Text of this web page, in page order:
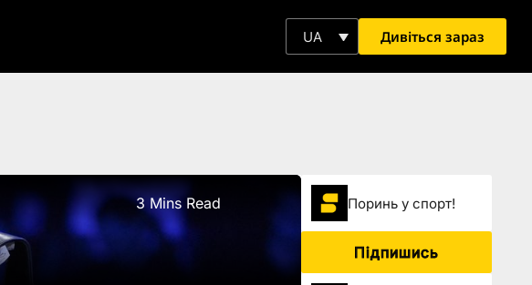
UA Дивіться зараз
3 Mins Read Поринь у спорт!
Підпишись